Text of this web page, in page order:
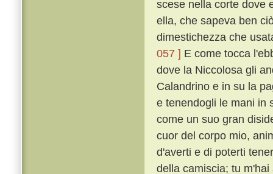
scese nella corte dove
ella, che sapeva ben
dimestichezza che
057 ] E come tocca
dove la Niccolosa gli
Calandrino e in su la
e tenendogli le mani in
come un suo gran
cuor del corpo mio,
d'averti e di poterti
della camiscia; tu